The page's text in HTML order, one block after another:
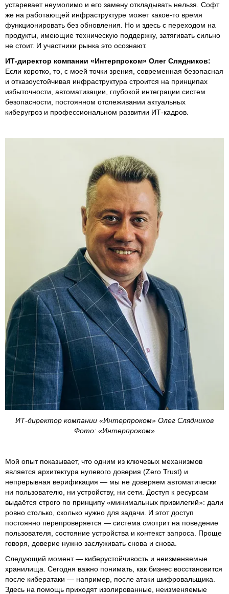
устаревает неумолимо и его замену откладывать нельзя. Софт
же на работающей инфраструктуре может какое-то время
функционировать без обновления. Но и здесь с переходом на
продукты, имеющие техническую поддержку, затягивать сильно
не стоит. И участники рынка это осознают.
ИТ-директор компании «Интерпроком» Олег Слядников:
Если коротко, то, с моей точки зрения, современная безопасная
и отказоустойчивая инфраструктура строится на принципах
избыточности, автоматизации, глубокой интеграции систем
безопасности, постоянном отслеживании актуальных
киберугроз и профессиональном развитии ИТ-кадров.
ИТ-директор компании «Интерпроком» Олег Слядников
Фото: «Интерпроком»
Мой опыт показывает, что одним из ключевых механизмов
является архитектура нулевого доверия (Zero Trust) и
непрерывная верификация — мы не доверяем автоматически
ни пользователю, ни устройству, ни сети. Доступ к ресурсам
выдаётся строго по принципу «минимальных привилегий»: дали
ровно столько, сколько нужно для задачи. И этот доступ
постоянно перепроверяется — система смотрит на поведение
пользователя, состояние устройства и контекст запроса. Проще
говоря, доверие нужно заслуживать снова и снова.
Следующий момент — киберустойчивость и неизменяемые
хранилища. Сегодня важно понимать, как бизнес восстановится
после кибератаки — например, после атаки шифровальщика.
Здесь на помощь приходят изолированные, неизменяемые